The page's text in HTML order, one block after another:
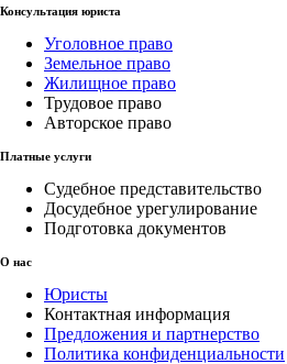
Консультация юриста
Уголовное право
Земельное право
Жилищное право
Трудовое право
Авторское право
Платные услуги
Судебное представительство
Досудебное урегулирование
Подготовка документов
О нас
Юристы
Контактная информация
Предложения и партнерство
Политика конфиденциальности